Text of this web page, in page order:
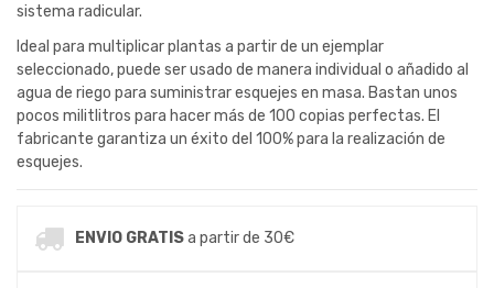
sistema radicular.
Ideal para multiplicar plantas a partir de un ejemplar
seleccionado, puede ser usado de manera individual o añadido al
agua de riego para suministrar esquejes en masa. Bastan unos
pocos militlitros para hacer más de 100 copias perfectas. El
fabricante garantiza un éxito del 100% para la realización de
esquejes.
ENVIO GRATISa partir de 30€